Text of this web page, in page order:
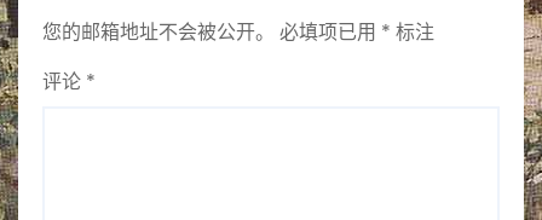
您的邮箱地址不会被公开。 必填项已用 * 标注
评论 *